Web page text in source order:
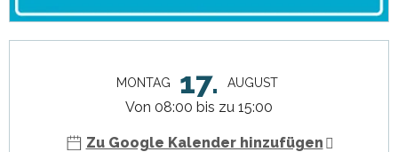
MONTAG 17. AUGUST
Von 08:00 bis zu 15:00
Zu Google Kalender hinzufügen